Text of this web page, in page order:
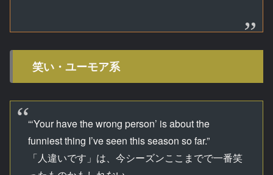
笑い・ユーモア系
“‘Your have the wrong person’ is about the
funniest thing I’ve seen this season so far.”
「人違いです」は、今シーズンここまでで一番笑